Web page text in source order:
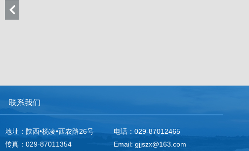
联系我们
地址：陕西•杨凌•西农路26号
电话：029-87012465
传真：029-87011354
Email: gjjszx@163.com